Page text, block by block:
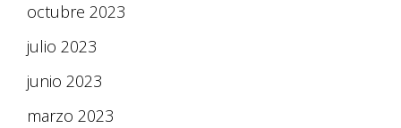
octubre 2023
julio 2023
junio 2023
marzo 2023